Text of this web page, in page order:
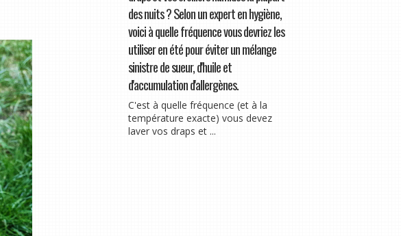
des nuits ? Selon un expert en hygiène,
voici à quelle fréquence vous devriez les
utiliser en été pour éviter un mélange
sinistre de sueur, d'huile et
d'accumulation d'allergènes.
C'est à quelle fréquence (et à la
température exacte) vous devez
laver vos draps et ...